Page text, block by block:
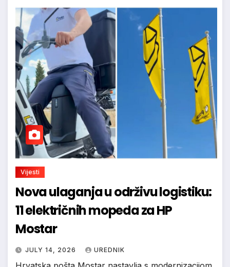
Vijesti
Nova ulaganja u održivu logistiku:
11 električnih mopeda za HP
Mostar
JULY 14, 2026 UREDNIK